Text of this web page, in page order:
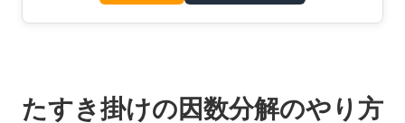
たすき掛けの因数分解のやり方